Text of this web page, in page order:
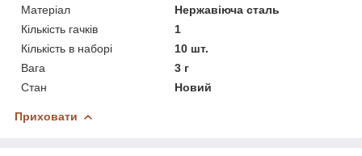
Матеріал
Нержавіюча сталь
Кількість гачків
1
Кількість в наборі
10 шт.
Вага
3 г
Стан
Новий
Приховати